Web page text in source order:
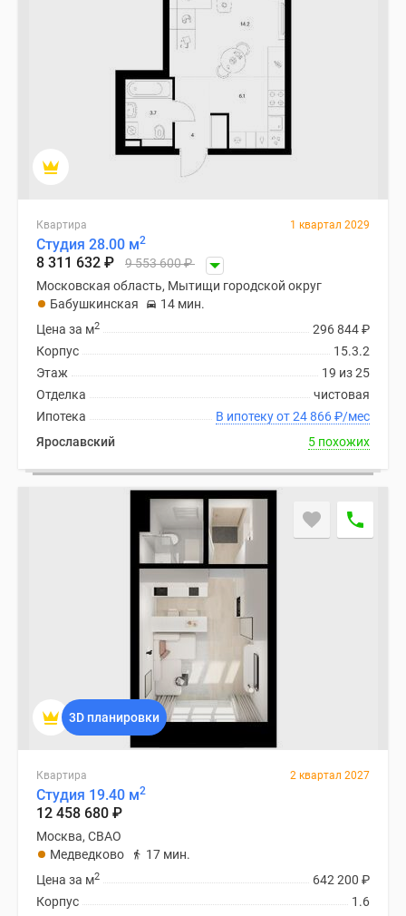
ипотека
#рассрочка
ипотека
скидками
новостроек
Москве
Новостройки
премиум-
класса
Новостройки
бизнес-
класса
Рассрочка
Траншевая
ипотека
Квартира 1 квартал 2029
Студия 28.00 м2
8 311 632 ₽ 9 553 600₽
Московская область, Мытищи городской округ
Бабушкинская
14 мин.
296 844₽
Цена за м2
15.3.2
Корпус
19 из 25
Этаж
чистовая
Отделка
В ипотеку от 24 866₽/мес
Ипотека
Ярославский
5 похожих
3D планировки
Квартира 2 квартал 2027
Студия 19.40 м2
12 458 680 ₽
Москва, СВАО
Медведково
17 мин.
642 200 ₽
Цена за м2
1.6
Корпус